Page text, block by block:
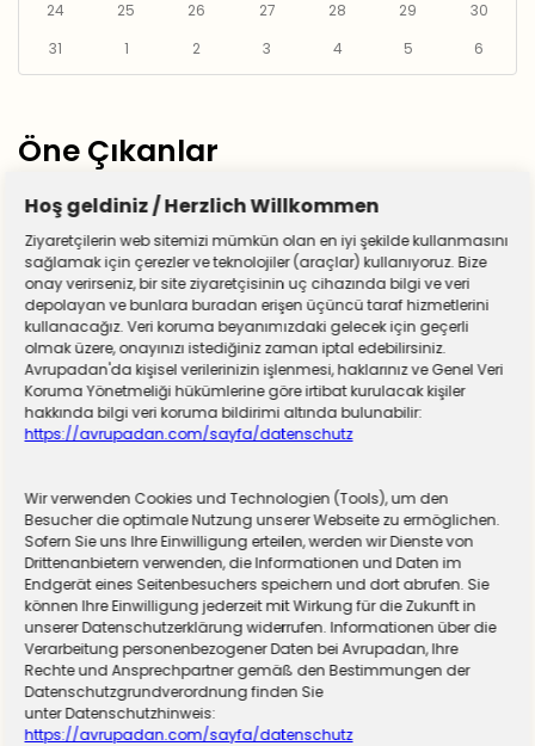
24 25 26 27 28 29
30
31
1 2 3 4 5 6
Öne Çıkanlar
Almanya zorunlu askerliğe hazırlanıyor! Sivil
hizmet için düğmeye basıldı
Hoş geldiniz / Herzlich Willkommen
Ziyaretçilerin web sitemizi mümkün olan en iyi şekilde kullanmasını
sağlamak için çerezler ve teknolojiler (araçlar) kullanıyoruz. Bize
onay verirseniz, bir site ziyaretçisinin uç cihazında bilgi ve veri
depolayan ve bunlara buradan erişen üçüncü taraf hizmetlerini
kullanacağız. Veri koruma beyanımızdaki gelecek için geçerli
olmak üzere, onayınızı istediğiniz zaman iptal edebilirsiniz.
Avrupadan'da kişisel verilerinizin işlenmesi, haklarınız ve Genel Veri
Koruma Yönetmeliği hükümlerine göre irtibat kurulacak kişiler
hakkında bilgi veri koruma bildirimi altında bulunabilir:
https://avrupadan.com/sayfa/datenschutz
Wir verwenden Cookies und Technologien (Tools), um den
Besucher die optimale Nutzung unserer Webseite zu ermöglichen.
Sofern Sie uns Ihre Einwilligung erteilen, werden wir Dienste von
Drittenanbietern verwenden, die Informationen und Daten im
Endgerät eines Seitenbesuchers speichern und dort abrufen. Sie
können Ihre Einwilligung jederzeit mit Wirkung für die Zukunft in
unserer Datenschutzerklärung widerrufen. Informationen über die
Verarbeitung personenbezogener Daten bei Avrupadan, Ihre
Rechte und Ansprechpartner gemäß den Bestimmungen der
Datenschutzgrundverordnung finden Sie
unter Datenschutzhinweis:
https://avrupadan.com/sayfa/datenschutz